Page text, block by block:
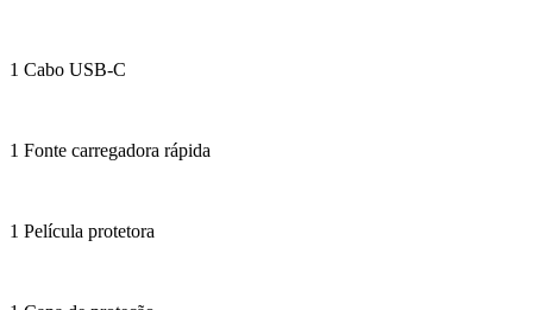
1 Cabo USB-C
1 Fonte carregadora rápida
1 Película protetora